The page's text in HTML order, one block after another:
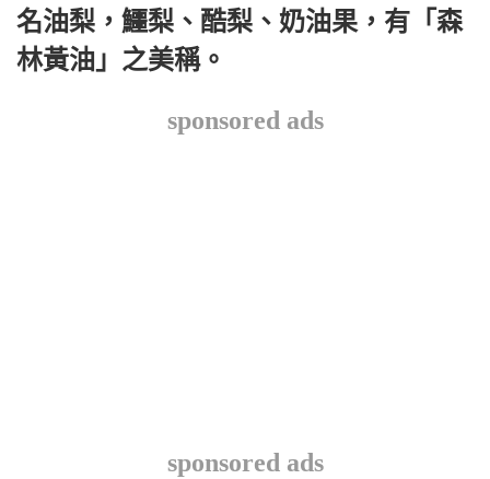
名油梨，鱷梨、酷梨、奶油果，有「森
林黃油」之美稱。
sponsored ads
sponsored ads